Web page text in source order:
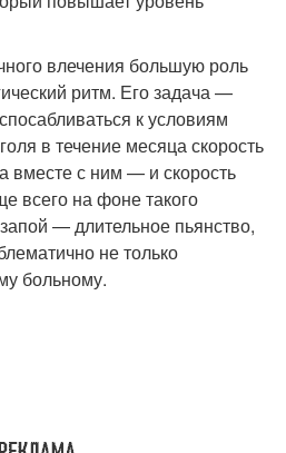
влечения большую роль
ритм. Его задача —
к условиям
в течение месяца скорость
вместе с ним — и скорость
всего на фоне такого
— длительное пьянство,
не только
больному.